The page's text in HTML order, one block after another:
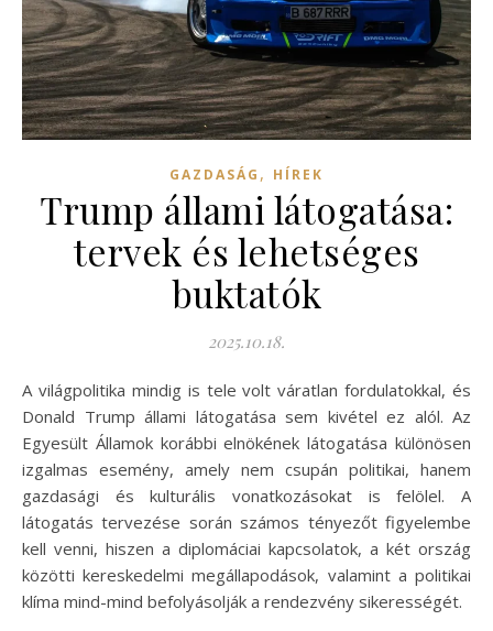
GAZDASÁG , HÍREK
Trump állami látogatása:
tervek és lehetséges
buktatók
2025.10.18.
A világpolitika mindig is tele volt váratlan fordulatokkal, és
Donald Trump állami látogatása sem kivétel ez alól. Az
Egyesült Államok korábbi elnökének látogatása különösen
izgalmas esemény, amely nem csupán politikai, hanem
gazdasági és kulturális vonatkozásokat is felölel. A
látogatás tervezése során számos tényezőt figyelembe
kell venni, hiszen a diplomáciai kapcsolatok, a két ország
közötti kereskedelmi megállapodások, valamint a politikai
klíma mind-mind befolyásolják a rendezvény sikerességét.